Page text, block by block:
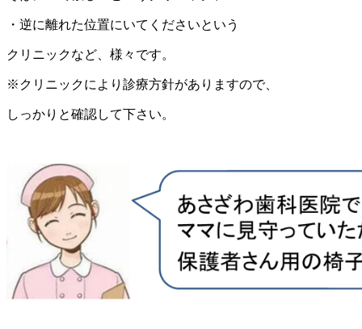
・逆に離れた位置にいてくださいという
クリニックなど、様々です。
※クリニックにより診療方針がありますので、
しっかりと確認して下さい。